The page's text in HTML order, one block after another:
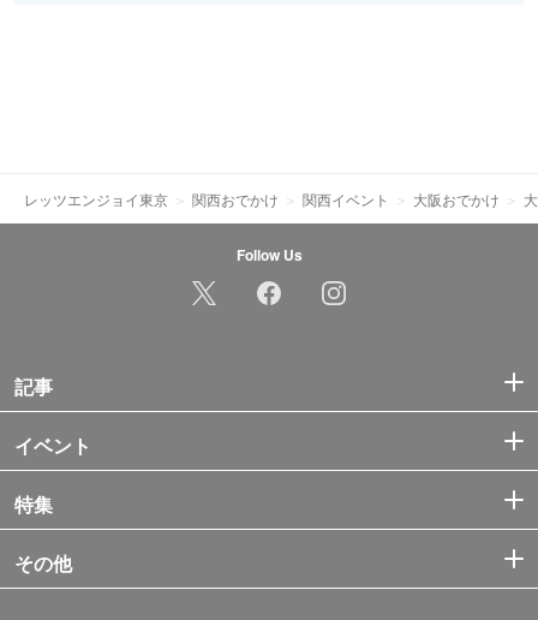
レッツエンジョイ東京 関西おでかけ 関西イベント 大阪おでかけ
Follow Us
記事
イベント
特集
その他